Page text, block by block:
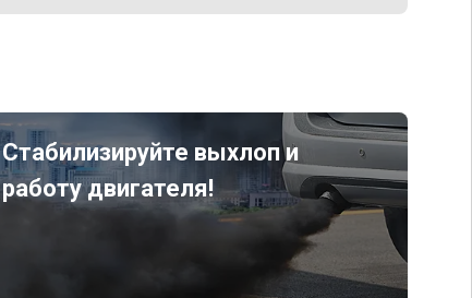
Стабилизируйте выхлоп и
работу двигателя!